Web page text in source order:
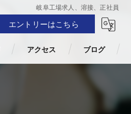
岐阜工場求人、溶接、正社員
エントリーはこちら
アクセス ブログ